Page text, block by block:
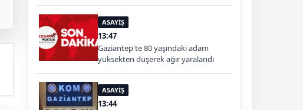
ASAYİŞ
13:47
Gaziantep'te 80 yaşındaki adam
yüksekten düşerek ağır yaralandı
ASAYİŞ
13:44